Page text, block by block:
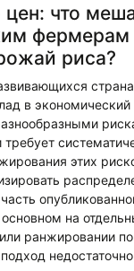
что
фермерам
риса?
в экономический
требует
этих
на
ранжировании